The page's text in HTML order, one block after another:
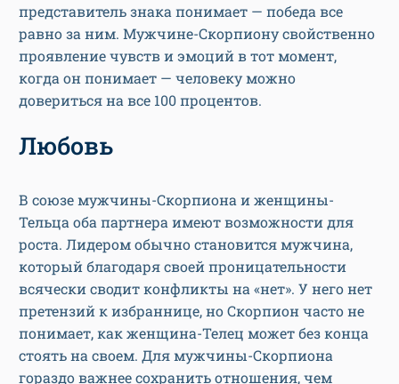
представитель знака понимает — победа все
равно за ним. Мужчине-Скорпиону свойственно
проявление чувств и эмоций в тот момент,
когда он понимает — человеку можно
довериться на все 100 процентов.
Любовь
В союзе мужчины-Скорпиона и женщины-
Тельца оба партнера имеют возможности для
роста. Лидером обычно становится мужчина,
который благодаря своей проницательности
всячески сводит конфликты на «нет». У него нет
претензий к избраннице, но Скорпион часто не
понимает, как женщина-Телец может без конца
стоять на своем. Для мужчины-Скорпиона
гораздо важнее сохранить отношения, чем